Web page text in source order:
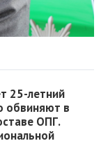
25-летний
обвиняют в
ОПГ.